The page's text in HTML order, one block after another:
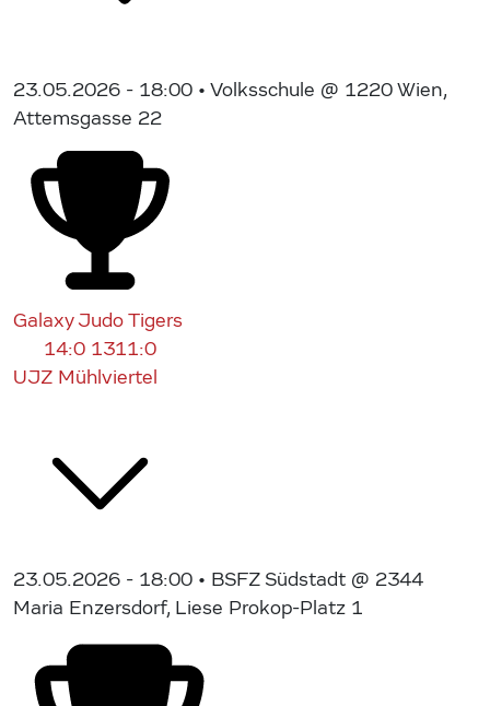
23.05.2026 - 18:00 • Volksschule @ 1220 Wien,
Attemsgasse 22
Galaxy Judo Tigers
14:0 1311:0
UJZ Mühlviertel
23.05.2026 - 18:00 • BSFZ Südstadt @ 2344
Maria Enzersdorf, Liese Prokop-Platz 1